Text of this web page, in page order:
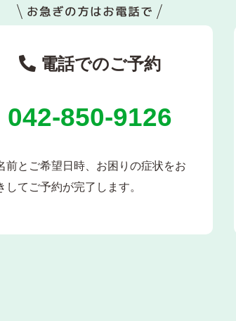
電話でのご予約
042-850-9126
前とご希望日時、お困りの症状をお
してご予約が完了します。